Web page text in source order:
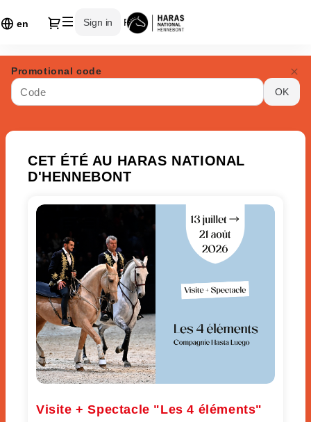
en Dialog
Sign in Register
Promotional code
OK
Muséographie
ticket
CET ÉTÉ AU HARAS NATIONAL
D'HENNEBONT
Visite + Spectacle "Les 4 éléments"